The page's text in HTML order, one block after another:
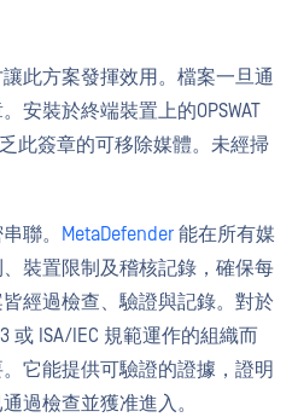
此方案發揮效用。檔案一旦通
安裝於終端裝置上的OPSWAT
此簽章的可移除媒體。未經掃
聯。 MetaDefender 能在所有媒
裝置限制及稽核記錄，確保每
經過檢查、驗證與記錄。對於
或 ISA/IEC 規範運作的組織而
它能提供可驗證的證據，證明
過檢查並獲准進入。